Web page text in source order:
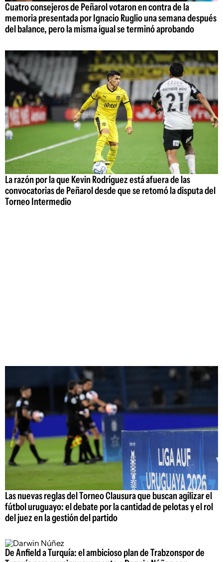
Cuatro consejeros de Peñarol votaron en contra de la
memoria presentada por Ignacio Ruglio una semana después
del balance, pero la misma igual se terminó aprobando
La razón por la que Kevin Rodríguez está afuera de las
convocatorias de Peñarol desde que se retomó la disputa del
Torneo Intermedio
Las nuevas reglas del Torneo Clausura que buscan agilizar el
fútbol uruguayo: el debate por la cantidad de pelotas y el rol
del juez en la gestión del partido
De Anfield a Turquía: el ambicioso plan de Trabzonspor de